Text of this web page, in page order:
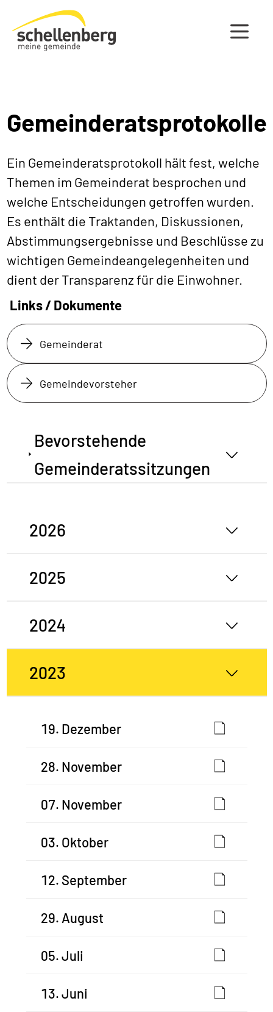
Gemeinde Schellenberg Startseite
Gemeinderatsprotokolle
Ein Gemeinderatsprotokoll hält fest, welche
Themen im Gemeinderat besprochen und
welche Entscheidungen getroffen wurden.
Es enthält die Traktanden, Diskussionen,
Abstimmungsergebnisse und Beschlüsse zu
wichtigen Gemeindeangelegenheiten und
dient der Transparenz für die Einwohner.
Links / Dokumente
Gemeinderat
Gemeindevorsteher
Bevorstehende
Gemeinderatssitzungen
2026
2025
2024
2023
19. Dezember
28. November
07. November
03. Oktober
12. September
29. August
05. Juli
13. Juni